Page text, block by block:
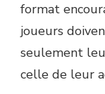
format
joueurs
seulement
celle de leur